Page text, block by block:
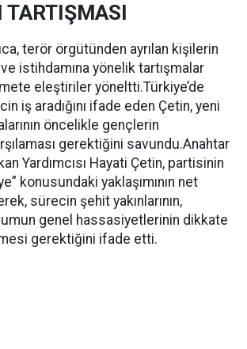
terör örgütünden ayrılan kişilerin
istihdamına yönelik tartışmalar
eleştiriler yöneltti.Türkiye’de
iş aradığını ifade eden Çetin, yeni
öncelikle gençlerin
gerektiğini savundu.Anahtar
Yardımcısı Hayati Çetin, partisinin
konusundaki yaklaşımının net
sürecin şehit yakınlarının,
genel hassasiyetlerinin dikkate
gerektiğini ifade etti.